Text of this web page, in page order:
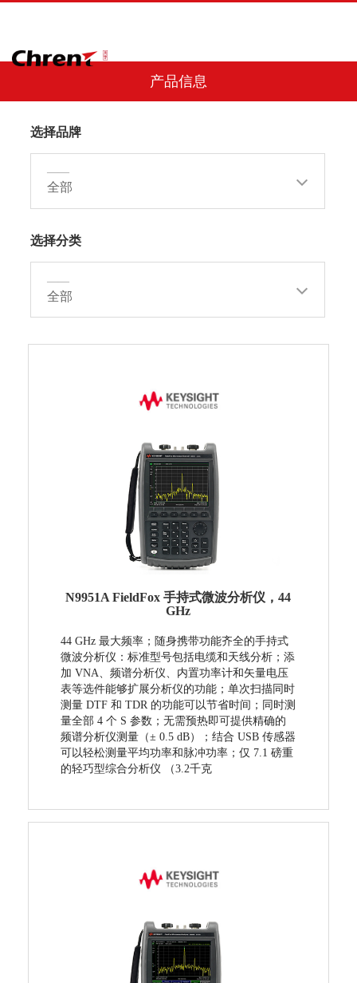
产品信息
选择品牌
——
全部
选择分类
——
全部
N9951A FieldFox 手持式微波分析仪，44
GHz
44 GHz 最大频率；随身携带功能齐全的手持式
微波分析仪：标准型号包括电缆和天线分析；添
加 VNA、频谱分析仪、内置功率计和矢量电压
表等选件能够扩展分析仪的功能；单次扫描同时
测量 DTF 和 TDR 的功能可以节省时间；同时测
量全部 4 个 S 参数；无需预热即可提供精确的
频谱分析仪测量（± 0.5 dB）；结合 USB 传感器
可以轻松测量平均功率和脉冲功率；仅 7.1 磅重
的轻巧型综合分析仪 （3.2千克